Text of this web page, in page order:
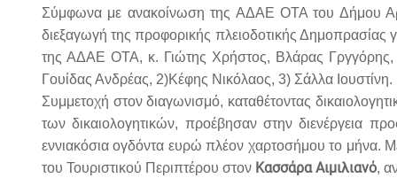
Σύμφωνα με ανακοίνωση της ΑΔΑΕ ΟΤΑ του Δήμου
διεξαγωγή της προφορικής πλειοδοτικής
της ΑΔΑΕ ΟΤΑ, κ. Γιώτης Χρήστος, Βλάρας
Γουίδας Ανδρέας, 2)Κέφης Νικόλαος, 3) Σάλλα Ιουστίνη.
Συμμετοχή στον διαγωνισμό, καταθέτοντας
των δικαιολογητικών, προέβησαν στην διενέργεια
εννιακόσια ογδόντα ευρώ πλέον χαρτοσήμου το μήνα.
του Τουριστικού Περιπτέρου στον Κασσάρα Αιμιλιανό,